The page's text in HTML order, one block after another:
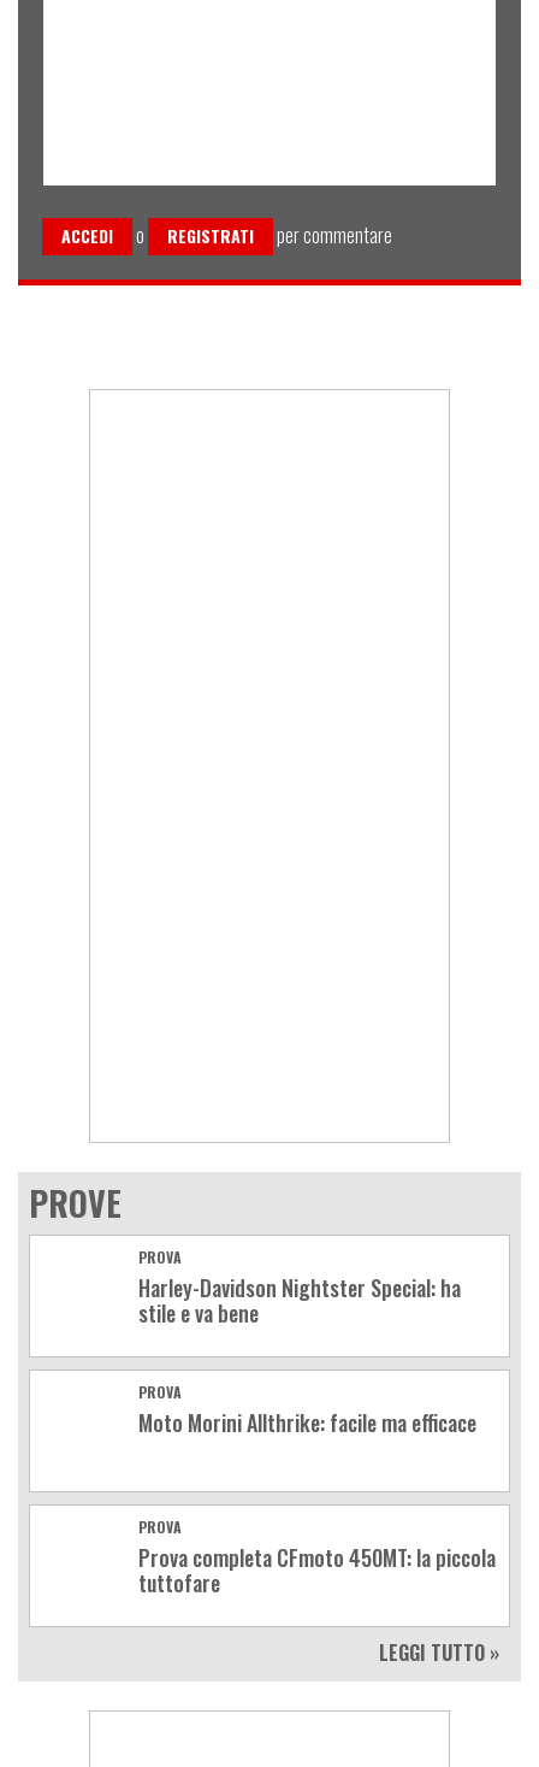
ACCEDI o REGISTRATI per commentare
PROVE
PROVA
Harley-Davidson Nightster Special: ha
stile e va bene
PROVA
Moto Morini Allthrike: facile ma efficace
PROVA
Prova completa CFmoto 450MT: la piccola
tuttofare
LEGGI TUTTO »